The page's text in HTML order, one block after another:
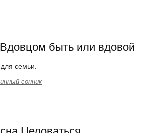
быть или вдовой
семьи.
сонник
Целоваться